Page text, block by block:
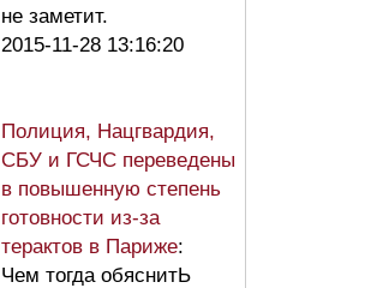
не заметит.
2015-11-28 13:16:20
Полиция, Нацгвардия,
СБУ и ГСЧС переведены
в повышенную степень
готовности из-за
терактов в Париже:
Чем тогда обяснитЬ